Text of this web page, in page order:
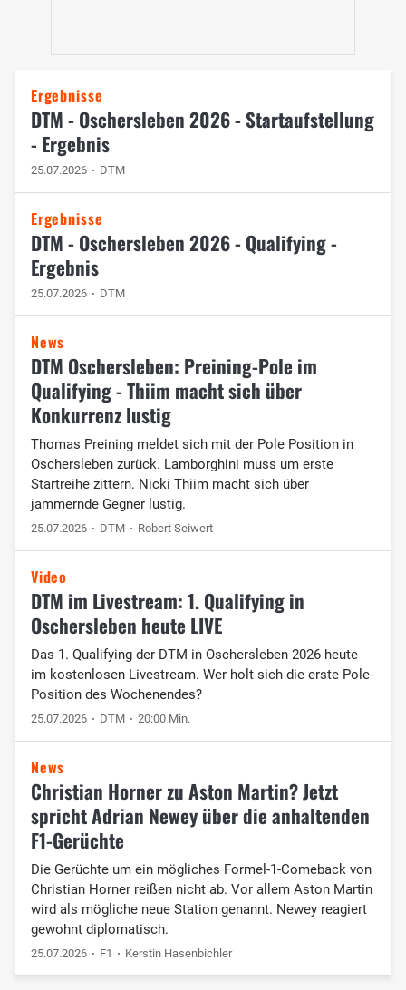
Ergebnisse
DTM - Oschersleben 2026 - Startaufstellung
- Ergebnis
25.07.2026 DTM
Ergebnisse
DTM - Oschersleben 2026 - Qualifying -
Ergebnis
25.07.2026 DTM
News
DTM Oschersleben: Preining-Pole im
Qualifying - Thiim macht sich über
Konkurrenz lustig
Thomas Preining meldet sich mit der Pole Position in
Oschersleben zurück. Lamborghini muss um erste
Startreihe zittern. Nicki Thiim macht sich über
jammernde Gegner lustig.
25.07.2026 DTM Robert Seiwert
Video
DTM im Livestream: 1. Qualifying in
Oschersleben heute LIVE
Das 1. Qualifying der DTM in Oschersleben 2026 heute
im kostenlosen Livestream. Wer holt sich die erste Pole-
Position des Wochenendes?
25.07.2026 DTM 20:00 Min.
News
Christian Horner zu Aston Martin? Jetzt
spricht Adrian Newey über die anhaltenden
F1-Gerüchte
Die Gerüchte um ein mögliches Formel-1-Comeback von
Christian Horner reißen nicht ab. Vor allem Aston Martin
wird als mögliche neue Station genannt. Newey reagiert
gewohnt diplomatisch.
25.07.2026 F1 Kerstin Hasenbichler